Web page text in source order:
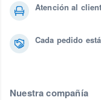
Atención al
Cada pedido
Nuestra compañía